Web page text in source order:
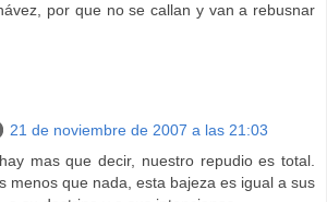
por que no se callan y van a rebusnar
21 de noviembre de 2007 a las 21:03
mas que decir, nuestro repudio es total.
menos que nada, esta bajeza es igual a sus